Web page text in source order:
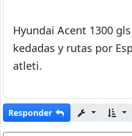
Hyundai Acent 1300
kedadas y rutas por
atleti.
Responder